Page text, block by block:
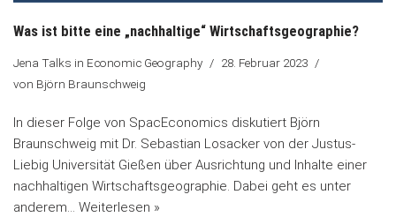
Was ist bitte eine „nachhaltige“ Wirtschaftsgeographie?
Jena Talks in Economic Geography
28. Februar 2023
von Björn Braunschweig
In dieser Folge von SpacEconomics diskutiert Björn
Braunschweig mit Dr. Sebastian Losacker von der Justus-
Liebig Universität Gießen über Ausrichtung und Inhalte einer
nachhaltigen Wirtschaftsgeographie. Dabei geht es unter
anderem… Weiterlesen »